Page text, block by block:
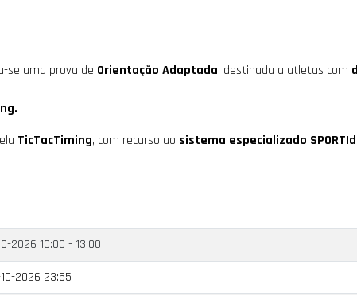
se uma prova de Orientação Adaptada, destinada a atletas com
TicTacTiming, com recurso ao sistema especializado
2026 10:00 - 13:00
2026 23:55